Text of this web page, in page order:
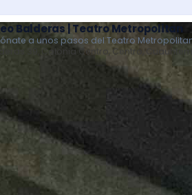
Balderas | Teatro Metropolitan
a unos pasos del Teatro
39, Colonia Centro, Centro,